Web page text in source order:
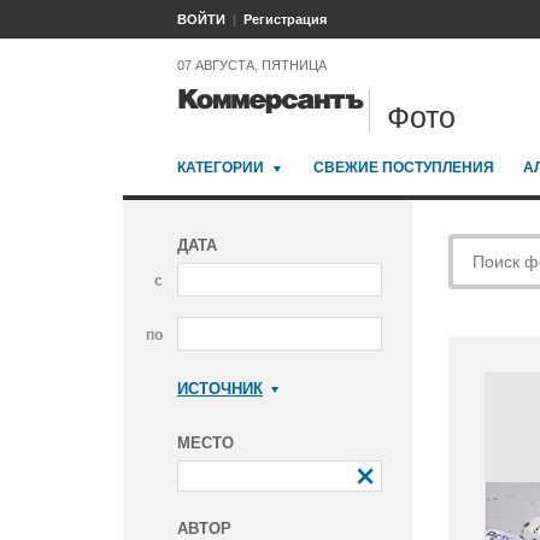
ВОЙТИ Регистрация
07 АВГУСТА, ПЯТНИЦА
Фото
КАТЕГОРИИ СВЕЖИЕ ПОСТУПЛЕНИЯ
ДАТА
с
по
ИСТОЧНИК
МЕСТО
АВТОР